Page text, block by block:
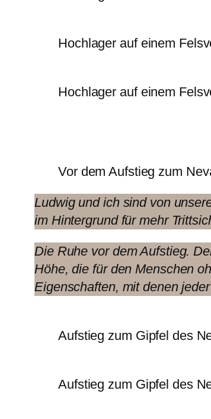
Hochlager auf einem
Hochlager auf einem
Vor dem Aufstieg zum
Ludwig und ich sind von
im Hintergrund für mehr
Die Ruhe vor dem Aufstieg.
Höhe, die für den Menschen
Eigenschaften, mit denen
Aufstieg zum Gipfel des
Aufstieg zum Gipfel des